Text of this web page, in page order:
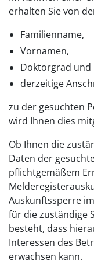
erhalten Sie von
Familienname,
Vornamen,
Doktorgrad und
derzeitige
zu der gesuchten
wird Ihnen dies
Ob Ihnen die
Daten der
pflichtgemäßem
Auskunftssperre
für die zuständige
besteht, dass
Interessen des
erwachsen kann.